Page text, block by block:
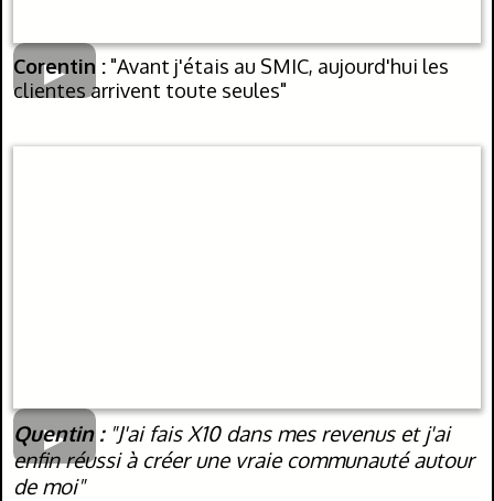
Corentin : "Avant j'étais au SMIC, aujourd'hui les
clientes arrivent toute seules"
Quentin : "J'ai fais X10 dans mes revenus et j'ai
enfin réussi à créer une vraie communauté autour
de moi"